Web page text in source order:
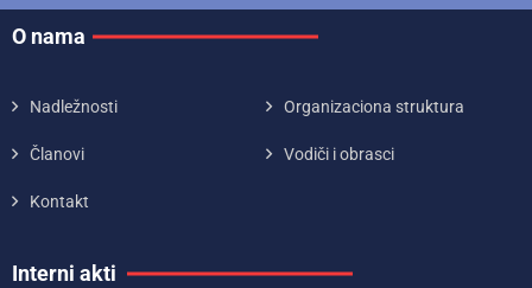
O nama
Nadležnosti Organizaciona struktura
Članovi Vodiči i obrasci
Kontakt
Interni akti